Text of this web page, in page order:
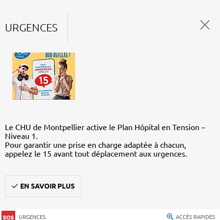
URGENCES
Le CHU de Montpellier active le Plan Hôpital en Tension –
Niveau 1.
Pour garantir une prise en charge adaptée à chacun,
appelez le 15 avant tout déplacement aux urgences.
EN SAVOIR PLUS
URGENCES ACCÈS RAPIDES